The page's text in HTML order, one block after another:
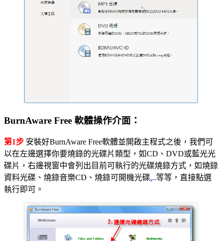
BurnAware Free 軟體操作介面：
第1步 安裝好BurnAware Free軟體並開啟主程式之後，我們可
以在左邊選擇你要燒錄的光碟片類型，如CD、DVD或藍光光
碟片，右邊視窗中會列出目前可執行的光碟燒錄方式，如燒錄
資料光碟、燒錄音樂CD、燒錄可開機光碟...等等，直接點選
執行即可。